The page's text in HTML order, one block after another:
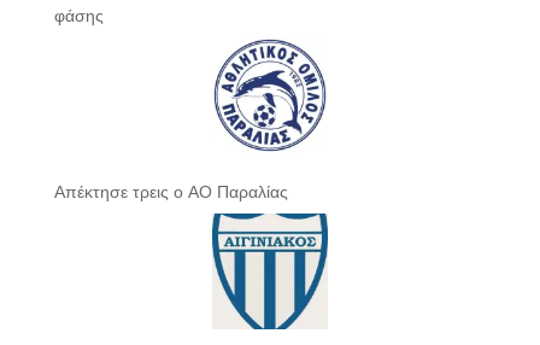
φάσης
Απέκτησε τρεις ο ΑΟ Παραλίας